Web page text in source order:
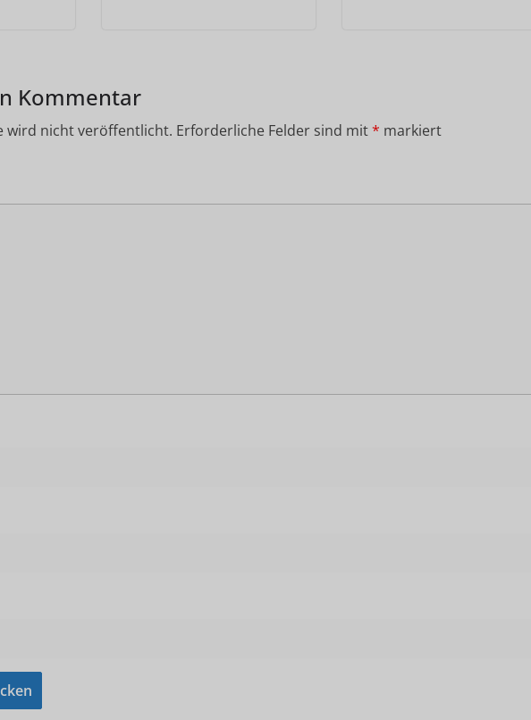
Kommentar
wird nicht veröffentlicht. Erforderliche Felder sind mit* markiert